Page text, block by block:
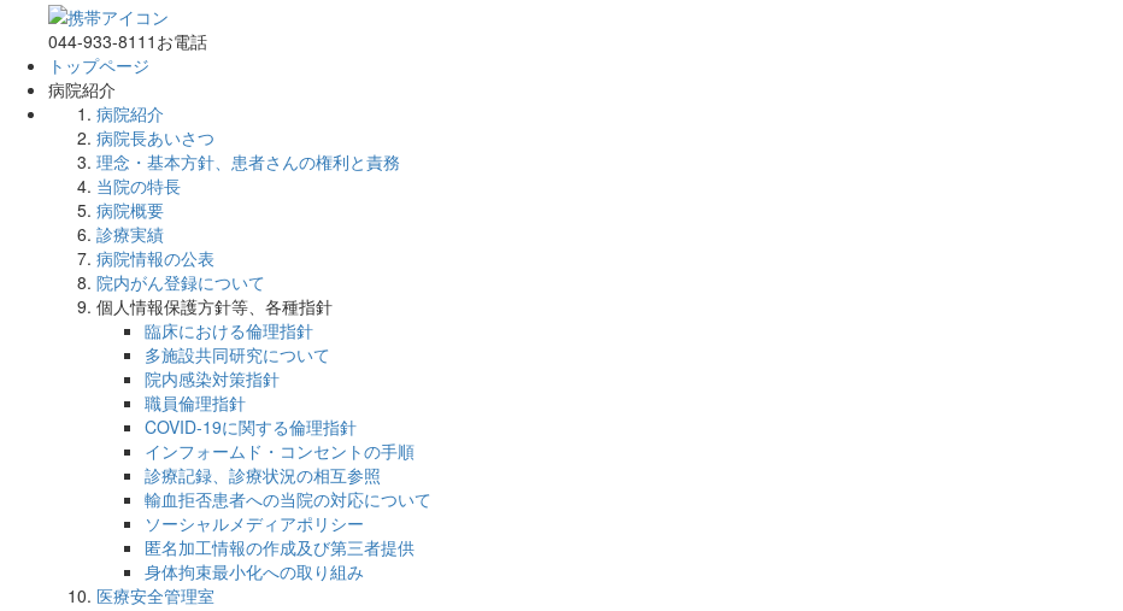
044-933-8111 お電話
トップページ
病院紹介
病院紹介
病院長あいさつ
理念・基本方針、患者さんの権利と責務
当院の特長
病院概要
診療実績
病院情報の公表
院内がん登録について
個人情報保護方針等、各種指針
臨床における倫理指針
多施設共同研究について
院内感染対策指針
職員倫理指針
COVID-19に関する倫理指針
インフォームド・コンセントの手順
診療記録、診療状況の相互参照
輸血拒否患者への当院の対応について
ソーシャルメディアポリシー
匿名加工情報の作成及び第三者提供
身体拘束最小化への取り組み
医療安全管理室